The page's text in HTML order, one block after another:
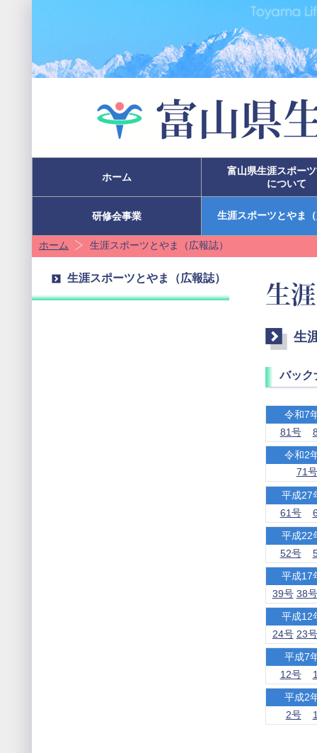
ホーム
富山県生涯スポー
について
研修会事業 生涯スポーツとやま
ホーム 生涯スポーツとやま（広報誌）
生
バック
令和7
81号
令和2
71号
平成27
61号
平成22
52号
平成17
39号 38号
平成12
24号 23号
平成7
12号
平成2
2号
生涯スポーツとやま（広報誌）